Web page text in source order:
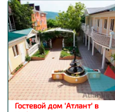
Гостевой дом 'Атлант' в